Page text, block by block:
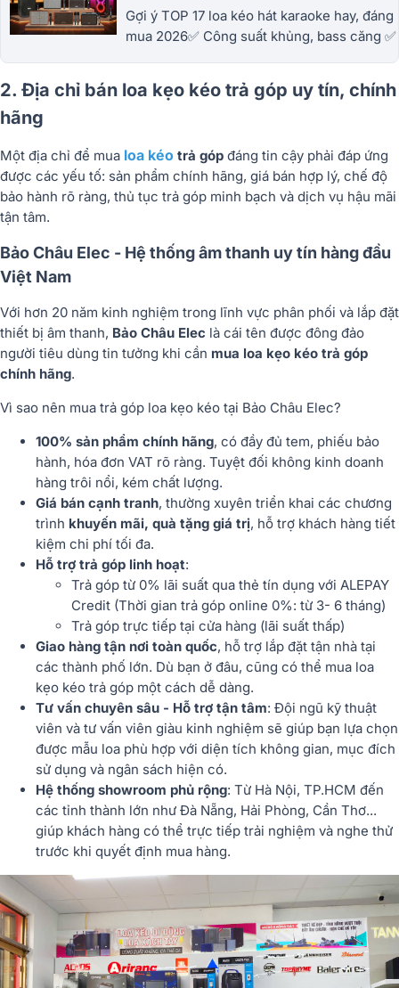
Gợi ý TOP 17 loa kéo hát karaoke hay, đáng
mua 2026✅ Công suất khủng, bass căng ✅
2. Địa chỉ bán loa kẹo kéo trả góp uy tín, chính
hãng
Một địa chỉ để mua loa kéo trả góp đáng tin cậy phải đáp ứng
được các yếu tố: sản phẩm chính hãng, giá bán hợp lý, chế độ
bảo hành rõ ràng, thủ tục trả góp minh bạch và dịch vụ hậu mãi
tận tâm.
Bảo Châu Elec - Hệ thống âm thanh uy tín hàng đầu
Việt Nam
Với hơn 20 năm kinh nghiệm trong lĩnh vực phân phối và lắp đặt
thiết bị âm thanh, Bảo Châu Elec là cái tên được đông đảo
người tiêu dùng tin tưởng khi cần mua loa kẹo kéo trả góp
chính hãng.
Vì sao nên mua trả góp loa kẹo kéo tại Bảo Châu Elec?
100% sản phẩm chính hãng, có đầy đủ tem, phiếu bảo
hành, hóa đơn VAT rõ ràng. Tuyệt đối không kinh doanh
hàng trôi nổi, kém chất lượng.
Giá bán cạnh tranh, thường xuyên triển khai các chương
trình khuyến mãi, quà tặng giá trị, hỗ trợ khách hàng tiết
kiệm chi phí tối đa.
Hỗ trợ trả góp linh hoạt:
Trả góp từ 0% lãi suất qua thẻ tín dụng với ALEPAY
Credit (Thời gian trả góp online 0%: từ 3- 6 tháng)
Trả góp trực tiếp tại cửa hàng (lãi suất thấp)
Giao hàng tận nơi toàn quốc, hỗ trợ lắp đặt tận nhà tại
các thành phố lớn. Dù bạn ở đâu, cũng có thể mua loa
kẹo kéo trả góp một cách dễ dàng.
Tư vấn chuyên sâu - Hỗ trợ tận tâm: Đội ngũ kỹ thuật
viên và tư vấn viên giàu kinh nghiệm sẽ giúp bạn lựa chọn
được mẫu loa phù hợp với diện tích không gian, mục đích
sử dụng và ngân sách hiện có.
Hệ thống showroom phủ rộng: Từ Hà Nội, TP.HCM đến
các tỉnh thành lớn như Đà Nẵng, Hải Phòng, Cần Thơ...
giúp khách hàng có thể trực tiếp trải nghiệm và nghe thử
trước khi quyết định mua hàng.